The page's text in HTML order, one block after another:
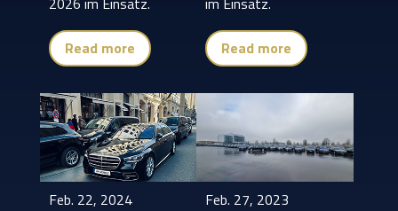
Read more Read more
Feb. 22, 2024 Feb. 27, 2023